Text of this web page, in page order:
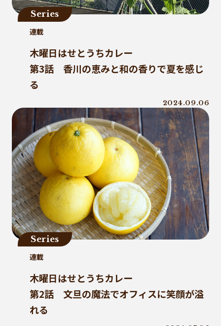
ジーパン 精進料理 里山
お寺
廃棄物固形燃料
J-クレジット
かがわプラスチックスマート大賞
循環
美波町
ランニング
JAL
野球
クリーンオーシャンアンサンブル
ゼロ・ウェイスト
生分解
ビール
耕作放棄地
リサイクル
LCA
鎌倉
古着
ごみ処理
微生物分解
海専用肥料
ソフトパッケージ
産卵数
ファッションロス
リデュース
徳島インディゴソックス
海洋ごみ問題
チャイナプラス
レクザムボールパーク丸亀
OPP
Series
連載
木曜日はせとうちカレー
第3話 香川の恵みと和の香りで夏を感じ
る
2024.09.06
Series
連載
木曜日はせとうちカレー
第2話 文旦の魔法でオフィスに笑顔が溢
れる